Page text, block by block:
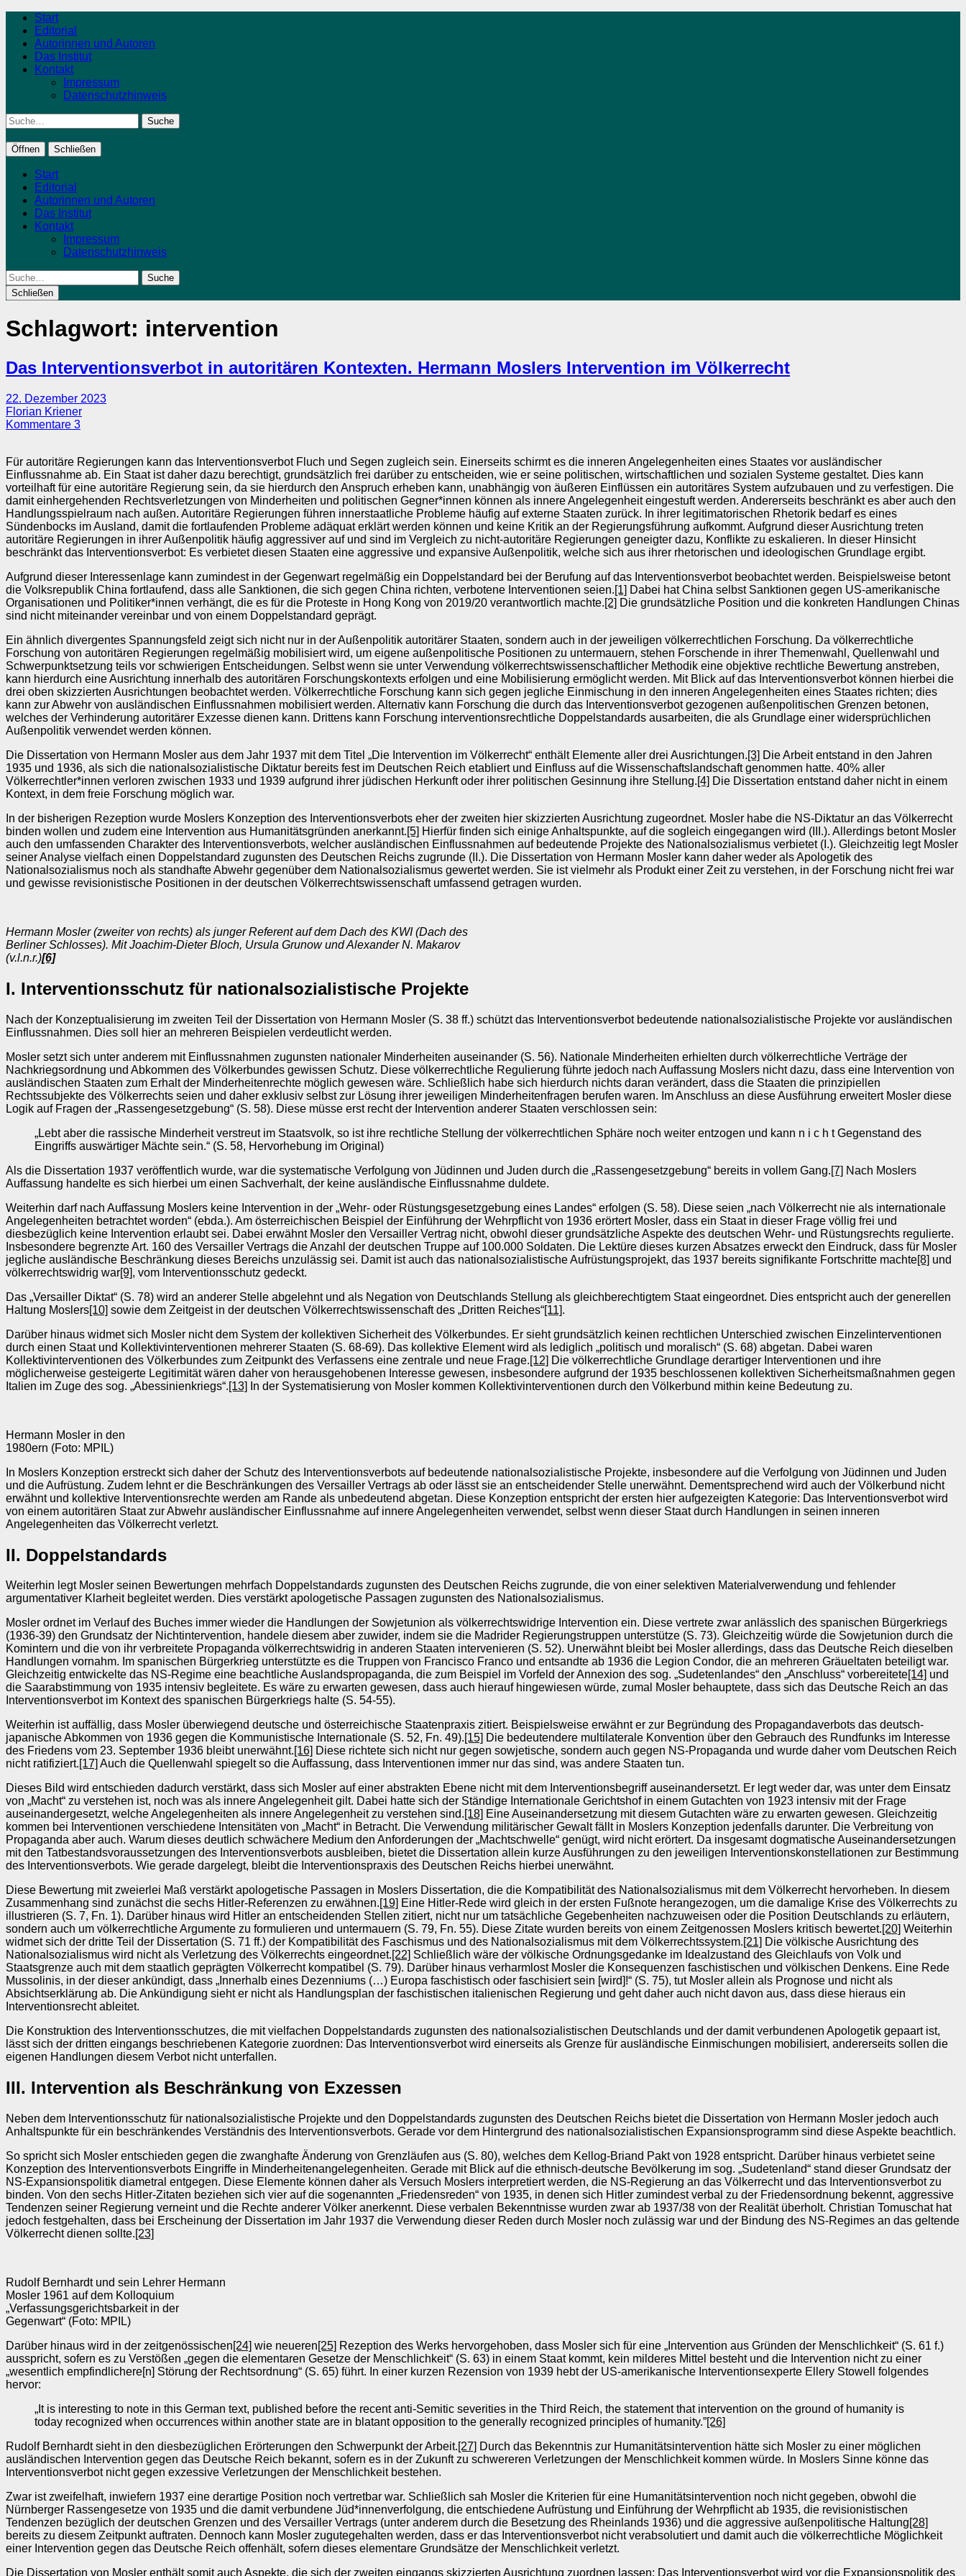
Start
Editorial
Autorinnen und Autoren
Das Institut
Kontakt
Impressum
Datenschutzhinweis
Suche
Öffnen Schließen
Start
Editorial
Autorinnen und Autoren
Das Institut
Kontakt
Impressum
Datenschutzhinweis
Suche
Schließen
Schlagwort: intervention
Das Interventionsverbot in autoritären Kontexten. Hermann Moslers Intervention im Völkerrecht
22. Dezember 2023
Florian Kriener
Kommentare 3
Für autoritäre Regierungen kann das Interventionsverbot Fluch und Segen zugleich sein. Einerseits schirmt es die inneren Angelegenheiten eines Staates vor ausländischer
Einflussnahme ab. Ein Staat ist daher dazu berechtigt, grundsätzlich frei darüber zu entscheiden, wie er seine politischen, wirtschaftlichen und sozialen Systeme gestaltet. Dies kann
vorteilhaft für eine autoritäre Regierung sein, da sie hierdurch den Anspruch erheben kann, unabhängig von äußeren Einflüssen ein autoritäres System aufzubauen und zu verfestigen. Die
damit einhergehenden Rechtsverletzungen von Minderheiten und politischen Gegner*innen können als innere Angelegenheit eingestuft werden. Andererseits beschränkt es aber auch den
Handlungsspielraum nach außen. Autoritäre Regierungen führen innerstaatliche Probleme häufig auf externe Staaten zurück. In ihrer legitimatorischen Rhetorik bedarf es eines
Sündenbocks im Ausland, damit die fortlaufenden Probleme adäquat erklärt werden können und keine Kritik an der Regierungsführung aufkommt. Aufgrund dieser Ausrichtung treten
autoritäre Regierungen in ihrer Außenpolitik häufig aggressiver auf und sind im Vergleich zu nicht-autoritäre Regierungen geneigter dazu, Konflikte zu eskalieren. In dieser Hinsicht
beschränkt das Interventionsverbot: Es verbietet diesen Staaten eine aggressive und expansive Außenpolitik, welche sich aus ihrer rhetorischen und ideologischen Grundlage ergibt.
Aufgrund dieser Interessenlage kann zumindest in der Gegenwart regelmäßig ein Doppelstandard bei der Berufung auf das Interventionsverbot beobachtet werden. Beispielsweise betont
die Volksrepublik China fortlaufend, dass alle Sanktionen, die sich gegen China richten, verbotene Interventionen seien.[1] Dabei hat China selbst Sanktionen gegen US-amerikanische
Organisationen und Politiker*innen verhängt, die es für die Proteste in Hong Kong von 2019/20 verantwortlich machte.[2] Die grundsätzliche Position und die konkreten Handlungen Chinas
sind nicht miteinander vereinbar und von einem Doppelstandard geprägt.
Ein ähnlich divergentes Spannungsfeld zeigt sich nicht nur in der Außenpolitik autoritärer Staaten, sondern auch in der jeweiligen völkerrechtlichen Forschung. Da völkerrechtliche
Forschung von autoritären Regierungen regelmäßig mobilisiert wird, um eigene außenpolitische Positionen zu untermauern, stehen Forschende in ihrer Themenwahl, Quellenwahl und
Schwerpunktsetzung teils vor schwierigen Entscheidungen. Selbst wenn sie unter Verwendung völkerrechtswissenschaftlicher Methodik eine objektive rechtliche Bewertung anstreben,
kann hierdurch eine Ausrichtung innerhalb des autoritären Forschungskontexts erfolgen und eine Mobilisierung ermöglicht werden. Mit Blick auf das Interventionsverbot können hierbei die
drei oben skizzierten Ausrichtungen beobachtet werden. Völkerrechtliche Forschung kann sich gegen jegliche Einmischung in den inneren Angelegenheiten eines Staates richten; dies
kann zur Abwehr von ausländischen Einflussnahmen mobilisiert werden. Alternativ kann Forschung die durch das Interventionsverbot gezogenen außenpolitischen Grenzen betonen,
welches der Verhinderung autoritärer Exzesse dienen kann. Drittens kann Forschung interventionsrechtliche Doppelstandards ausarbeiten, die als Grundlage einer widersprüchlichen
Außenpolitik verwendet werden können.
Die Dissertation von Hermann Mosler aus dem Jahr 1937 mit dem Titel „Die Intervention im Völkerrecht“ enthält Elemente aller drei Ausrichtungen.[3] Die Arbeit entstand in den Jahren
1935 und 1936, als sich die nationalsozialistische Diktatur bereits fest im Deutschen Reich etabliert und Einfluss auf die Wissenschaftslandschaft genommen hatte. 40% aller
Völkerrechtler*innen verloren zwischen 1933 und 1939 aufgrund ihrer jüdischen Herkunft oder ihrer politischen Gesinnung ihre Stellung.[4] Die Dissertation entstand daher nicht in einem
Kontext, in dem freie Forschung möglich war.
In der bisherigen Rezeption wurde Moslers Konzeption des Interventionsverbots eher der zweiten hier skizzierten Ausrichtung zugeordnet. Mosler habe die NS-Diktatur an das Völkerrecht
binden wollen und zudem eine Intervention aus Humanitätsgründen anerkannt.[5] Hierfür finden sich einige Anhaltspunkte, auf die sogleich eingegangen wird (III.). Allerdings betont Mosler
auch den umfassenden Charakter des Interventionsverbots, welcher ausländischen Einflussnahmen auf bedeutende Projekte des Nationalsozialismus verbietet (I.). Gleichzeitig legt Mosler
seiner Analyse vielfach einen Doppelstandard zugunsten des Deutschen Reichs zugrunde (II.). Die Dissertation von Hermann Mosler kann daher weder als Apologetik des
Nationalsozialismus noch als standhafte Abwehr gegenüber dem Nationalsozialismus gewertet werden. Sie ist vielmehr als Produkt einer Zeit zu verstehen, in der Forschung nicht frei war
und gewisse revisionistische Positionen in der deutschen Völkerrechtswissenschaft umfassend getragen wurden.
Hermann Mosler (zweiter von rechts) als junger Referent auf dem Dach des KWI (Dach des
Berliner Schlosses). MitJoachim-Dieter Bloch, Ursula Grunow und Alexander N. Makarov
(v.l.n.r.)[6]
I. Interventionsschutz für nationalsozialistische Projekte
Nach der Konzeptualisierung im zweiten Teil der Dissertation von Hermann Mosler (S. 38 ff.) schützt das Interventionsverbot bedeutende nationalsozialistische Projekte vor ausländischen
Einflussnahmen. Dies soll hier an mehreren Beispielen verdeutlicht werden.
Mosler setzt sich unter anderem mit Einflussnahmen zugunsten nationaler Minderheiten auseinander (S. 56). Nationale Minderheiten erhielten durch völkerrechtliche Verträge der
Nachkriegsordnung und Abkommen des Völkerbundes gewissen Schutz. Diese völkerrechtliche Regulierung führte jedoch nach Auffassung Moslers nicht dazu, dass eine Intervention von
ausländischen Staaten zum Erhalt der Minderheitenrechte möglich gewesen wäre. Schließlich habe sich hierdurch nichts daran verändert, dass die Staaten die prinzipiellen
Rechtssubjekte des Völkerrechts seien und daher exklusiv selbst zur Lösung ihrer jeweiligen Minderheitenfragen berufen waren. Im Anschluss an diese Ausführung erweitert Mosler diese
Logik auf Fragen der „Rassengesetzgebung“ (S. 58). Diese müsse erst recht der Intervention anderer Staaten verschlossen sein:
„Lebt aber die rassische Minderheit verstreut im Staatsvolk, so ist ihre rechtliche Stellung der völkerrechtlichen Sphäre noch weiter entzogen und kann n i c h t Gegenstand des
Eingriffs auswärtiger Mächte sein.“ (S. 58, Hervorhebung im Original)
Als die Dissertation 1937 veröffentlich wurde, war die systematische Verfolgung von Jüdinnen und Juden durch die „Rassengesetzgebung“ bereits in vollem Gang.[7] Nach Moslers
Auffassung handelte es sich hierbei um einen Sachverhalt, der keine ausländische Einflussnahme duldete.
Weiterhin darf nach Auffassung Moslers keine Intervention in der „Wehr- oder Rüstungsgesetzgebung eines Landes“ erfolgen (S. 58). Diese seien „nach Völkerrecht nie als internationale
Angelegenheiten betrachtet worden“ (ebda.). Am österreichischen Beispiel der Einführung der Wehrpflicht von 1936 erörtert Mosler, dass ein Staat in dieser Frage völlig frei und
diesbezüglich keine Intervention erlaubt sei. Dabei erwähnt Mosler den Versailler Vertrag nicht, obwohl dieser grundsätzliche Aspekte des deutschen Wehr- und Rüstungsrechts regulierte.
Insbesondere begrenzte Art. 160 des Versailler Vertrags die Anzahl der deutschen Truppe auf 100.000 Soldaten. Die Lektüre dieses kurzen Absatzes erweckt den Eindruck, dass für Mosler
jegliche ausländische Beschränkung dieses Bereichs unzulässig sei. Damit ist auch das nationalsozialistische Aufrüstungsprojekt, das 1937 bereits signifikante Fortschritte machte[8] und
völkerrechtswidrig war[9], vom Interventionsschutz gedeckt.
Das „Versailler Diktat“ (S. 78) wird an anderer Stelle abgelehnt und als Negation von Deutschlands Stellung als gleichberechtigtem Staat eingeordnet. Dies entspricht auch der generellen
Haltung Moslers[10] sowie dem Zeitgeist in der deutschen Völkerrechtswissenschaft des „Dritten Reiches“[11].
Darüber hinaus widmet sich Mosler nicht dem System der kollektiven Sicherheit des Völkerbundes. Er sieht grundsätzlich keinen rechtlichen Unterschied zwischen Einzelinterventionen
durch einen Staat und Kollektivinterventionen mehrerer Staaten (S. 68-69). Das kollektive Element wird als lediglich „politisch und moralisch“ (S. 68) abgetan. Dabei waren
Kollektivinterventionen des Völkerbundes zum Zeitpunkt des Verfassens eine zentrale und neue Frage.[12] Die völkerrechtliche Grundlage derartiger Interventionen und ihre
möglicherweise gesteigerte Legitimität wären daher von herausgehobenen Interesse gewesen, insbesondere aufgrund der 1935 beschlossenen kollektiven Sicherheitsmaßnahmen gegen
Italien im Zuge des sog. „Abessinienkriegs“.[13] In der Systematisierung von Mosler kommen Kollektivinterventionen durch den Völkerbund mithin keine Bedeutung zu.
Hermann Mosler in den
1980ern (Foto: MPIL)
In Moslers Konzeption erstreckt sich daher der Schutz des Interventionsverbots auf bedeutende nationalsozialistische Projekte, insbesondere auf die Verfolgung von Jüdinnen und Juden
und die Aufrüstung. Zudem lehnt er die Beschränkungen des Versailler Vertrags ab oder lässt sie an entscheidender Stelle unerwähnt. Dementsprechend wird auch der Völkerbund nicht
erwähnt und kollektive Interventionsrechte werden am Rande als unbedeutend abgetan. Diese Konzeption entspricht der ersten hier aufgezeigten Kategorie: Das Interventionsverbot wird
von einem autoritären Staat zur Abwehr ausländischer Einflussnahme auf innere Angelegenheiten verwendet, selbst wenn dieser Staat durch Handlungen in seinen inneren
Angelegenheiten das Völkerrecht verletzt.
II. Doppelstandards
Weiterhin legt Mosler seinen Bewertungen mehrfach Doppelstandards zugunsten des Deutschen Reichs zugrunde, die von einer selektiven Materialverwendung und fehlender
argumentativer Klarheit begleitet werden. Dies verstärkt apologetische Passagen zugunsten des Nationalsozialismus.
Mosler ordnet im Verlauf des Buches immer wieder die Handlungen der Sowjetunion als völkerrechtswidrige Intervention ein. Diese vertrete zwar anlässlich des spanischen Bürgerkriegs
(1936-39) den Grundsatz der Nichtintervention, handele diesem aber zuwider, indem sie die Madrider Regierungstruppen unterstütze (S. 73). Gleichzeitig würde die Sowjetunion durch die
Komintern und die von ihr verbreitete Propaganda völkerrechtswidrig in anderen Staaten intervenieren (S. 52). Unerwähnt bleibt bei Mosler allerdings, dass das Deutsche Reich dieselben
Handlungen vornahm. Im spanischen Bürgerkrieg unterstützte es die Truppen von Francisco Franco und entsandte ab 1936 die Legion Condor, die an mehreren Gräueltaten beteiligt war.
Gleichzeitig entwickelte das NS-Regime eine beachtliche Auslandspropaganda, die zum Beispiel im Vorfeld der Annexion des sog. „Sudetenlandes“ den „Anschluss“ vorbereitete[14] und
die Saarabstimmung von 1935 intensiv begleitete. Es wäre zu erwarten gewesen, dass auch hierauf hingewiesen würde, zumal Mosler behauptete, dass sich das Deutsche Reich an das
Interventionsverbot im Kontext des spanischen Bürgerkriegs halte (S. 54-55).
Weiterhin ist auffällig, dass Mosler überwiegend deutsche und österreichische Staatenpraxis zitiert. Beispielsweise erwähnt er zur Begründung des Propagandaverbots das deutsch-
japanische Abkommen von 1936 gegen die Kommunistische Internationale (S. 52, Fn. 49).[15] Die bedeutendere multilaterale Konvention über den Gebrauch des Rundfunks im Interesse
des Friedens vom 23. September 1936 bleibt unerwähnt.[16] Diese richtete sich nicht nur gegen sowjetische, sondern auch gegen NS-Propaganda und wurde daher vom Deutschen Reich
nicht ratifiziert.[17] Auch die Quellenwahl spiegelt so die Auffassung, dass Interventionen immer nur das sind, was andere Staaten tun.
Dieses Bild wird entschieden dadurch verstärkt, dass sich Mosler auf einer abstrakten Ebene nicht mit dem Interventionsbegriff auseinandersetzt. Er legt weder dar, was unter dem Einsatz
von „Macht“ zu verstehen ist, noch was als innere Angelegenheit gilt. Dabei hatte sich der Ständige Internationale Gerichtshof in einem Gutachten von 1923 intensiv mit der Frage
auseinandergesetzt, welche Angelegenheiten als innere Angelegenheit zu verstehen sind.[18] Eine Auseinandersetzung mit diesem Gutachten wäre zu erwarten gewesen. Gleichzeitig
kommen bei Interventionen verschiedene Intensitäten von „Macht“ in Betracht. Die Verwendung militärischer Gewalt fällt in Moslers Konzeption jedenfalls darunter. Die Verbreitung von
Propaganda aber auch. Warum dieses deutlich schwächere Medium den Anforderungen der „Machtschwelle“ genügt, wird nicht erörtert. Da insgesamt dogmatische Auseinandersetzungen
mit den Tatbestandsvoraussetzungen des Interventionsverbots ausbleiben, bietet die Dissertation allein kurze Ausführungen zu den jeweiligen Interventionskonstellationen zur Bestimmung
des Interventionsverbots. Wie gerade dargelegt, bleibt die Interventionspraxis des Deutschen Reichs hierbei unerwähnt.
Diese Bewertung mit zweierlei Maß verstärkt apologetische Passagen in Moslers Dissertation, die die Kompatibilität des Nationalsozialismus mit dem Völkerrecht hervorheben. In diesem
Zusammenhang sind zunächst die sechs Hitler-Referenzen zu erwähnen.[19] Eine Hitler-Rede wird gleich in der ersten Fußnote herangezogen, um die damalige Krise des Völkerrechts zu
illustrieren (S. 7, Fn. 1). Darüber hinaus wird Hitler an entscheidenden Stellen zitiert, nicht nur um tatsächliche Gegebenheiten nachzuweisen oder die Position Deutschlands zu erläutern,
sondern auch um völkerrechtliche Argumente zu formulieren und untermauern (S. 79, Fn. 55). Diese Zitate wurden bereits von einem Zeitgenossen Moslers kritisch bewertet.[20] Weiterhin
widmet sich der dritte Teil der Dissertation (S. 71 ff.) der Kompatibilität des Faschismus und des Nationalsozialismus mit dem Völkerrechtssystem.[21] Die völkische Ausrichtung des
Nationalsozialismus wird nicht als Verletzung des Völkerrechts eingeordnet.[22] Schließlich wäre der völkische Ordnungsgedanke im Idealzustand des Gleichlaufs von Volk und
Staatsgrenze auch mit dem staatlich geprägten Völkerrecht kompatibel (S. 79). Darüber hinaus verharmlost Mosler die Konsequenzen faschistischen und völkischen Denkens. Eine Rede
Mussolinis, in der dieser ankündigt, dass „Innerhalb eines Dezenniums (…) Europa faschistisch oder faschisiert sein [wird]!“ (S. 75), tut Mosler allein als Prognose und nicht als
Absichtserklärung ab. Die Ankündigung sieht er nicht als Handlungsplan der faschistischen italienischen Regierung und geht daher auch nicht davon aus, dass diese hieraus ein
Interventionsrecht ableitet.
Die Konstruktion des Interventionsschutzes, die mit vielfachen Doppelstandards zugunsten des nationalsozialistischen Deutschlands und der damit verbundenen Apologetik gepaart ist,
lässt sich der dritten eingangs beschriebenen Kategorie zuordnen: Das Interventionsverbot wird einerseits als Grenze für ausländische Einmischungen mobilisiert, andererseits sollen die
eigenen Handlungen diesem Verbot nicht unterfallen.
III. Intervention als Beschränkung von Exzessen
Neben dem Interventionsschutz für nationalsozialistische Projekte und den Doppelstandards zugunsten des Deutschen Reichs bietet die Dissertation von Hermann Mosler jedoch auch
Anhaltspunkte für ein beschränkendes Verständnis des Interventionsverbots. Gerade vor dem Hintergrund des nationalsozialistischen Expansionsprogramm sind diese Aspekte beachtlich.
So spricht sich Mosler entschieden gegen die zwanghafte Änderung von Grenzläufen aus (S. 80), welches dem Kellog-Briand Pakt von 1928 entspricht. Darüber hinaus verbietet seine
Konzeption des Interventionsverbots Eingriffe in Minderheitenangelegenheiten. Gerade mit Blick auf die ethnisch-deutsche Bevölkerung im sog. „Sudetenland“ stand dieser Grundsatz der
NS-Expansionspolitik diametral entgegen. Diese Elemente können daher als Versuch Moslers interpretiert werden, die NS-Regierung an das Völkerrecht und das Interventionsverbot zu
binden. Von den sechs Hitler-Zitaten beziehen sich vier auf die sogenannten „Friedensreden“ von 1935, in denen sich Hitler zumindest verbal zu der Friedensordnung bekennt, aggressive
Tendenzen seiner Regierung verneint und die Rechte anderer Völker anerkennt. Diese verbalen Bekenntnisse wurden zwar ab 1937/38 von der Realität überholt. Christian Tomuschat hat
jedoch festgehalten, dass bei Erscheinung der Dissertation im Jahr 1937 die Verwendung dieser Reden durch Mosler noch zulässig war und der Bindung des NS-Regimes an das geltende
Völkerrecht dienen sollte.[23]
Rudolf Bernhardt und sein Lehrer Hermann
Mosler 1961 auf dem Kolloquium
„Verfassungsgerichtsbarkeit in der
Gegenwart“ (Foto: MPIL)
Darüber hinaus wird in der zeitgenössischen[24] wie neueren[25] Rezeption des Werks hervorgehoben, dass Mosler sich für eine „Intervention aus Gründen der Menschlichkeit“ (S. 61 f.)
ausspricht, sofern es zu Verstößen „gegen die elementaren Gesetze der Menschlichkeit“ (S. 63) in einem Staat kommt, kein milderes Mittel besteht und die Intervention nicht zu einer
„wesentlich empfindlichere[n] Störung der Rechtsordnung“ (S. 65) führt. In einer kurzen Rezension von 1939 hebt der US-amerikanische Interventionsexperte Ellery Stowell folgendes
hervor:
„It is interesting to note in this German text, published before the recent anti-Semitic severities in the Third Reich, the statement that intervention on the ground of humanity is
today recognized when occurrences within another state are in blatant opposition to the generally recognized principles of humanity.”[26]
Rudolf Bernhardt sieht in den diesbezüglichen Erörterungen den Schwerpunkt der Arbeit.[27] Durch das Bekenntnis zur Humanitätsintervention hätte sich Mosler zu einer möglichen
ausländischen Intervention gegen das Deutsche Reich bekannt, sofern es in der Zukunft zu schwereren Verletzungen der Menschlichkeit kommen würde. In Moslers Sinne könne das
Interventionsverbot nicht gegen exzessive Verletzungen der Menschlichkeit bestehen.
Zwar ist zweifelhaft, inwiefern 1937 eine derartige Position noch vertretbar war. Schließlich sah Mosler die Kriterien für eine Humanitätsintervention noch nicht gegeben, obwohl die
Nürnberger Rassengesetze von 1935 und die damit verbundene Jüd*innenverfolgung, die entschiedene Aufrüstung und Einführung der Wehrpflicht ab 1935, die revisionistischen
Tendenzen bezüglich der deutschen Grenzen und des Versailler Vertrags (unter anderem durch die Besetzung des Rheinlands 1936) und die aggressive außenpolitische Haltung[28]
bereits zu diesem Zeitpunkt auftraten. Dennoch kann Mosler zugutegehalten werden, dass er das Interventionsverbot nicht verabsolutiert und damit auch die völkerrechtliche Möglichkeit
einer Intervention gegen das Deutsche Reich offenhält, sofern dieses elementare Grundsätze der Menschlichkeit verletzt.
Die Dissertation von Mosler enthält somit auch Aspekte, die sich der zweiten eingangs skizzierten Ausrichtung zuordnen lassen: Das Interventionsverbot wird vor die Expansionspolitik des